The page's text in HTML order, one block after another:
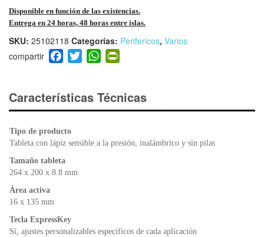
Disponible en función de las existencias.
Entrega en 24 horas, 48 horas entre islas.
SKU: 25102118 Categorías: Perifericos, Varios
F
a
e
b
o
o
k
T
wi
er
W
h
s
A
p
ri
e
dl
Características Técnicas
Tipo de producto
Tableta con lápiz sensible a la presión, inalámbrico y sin pilas
Tamaño tableta
264 x 200 x 8.8 mm
Área activa
16 x 135 mm
Tecla ExpressKey
Sí, ajustes personalizables específicos de cada aplicación